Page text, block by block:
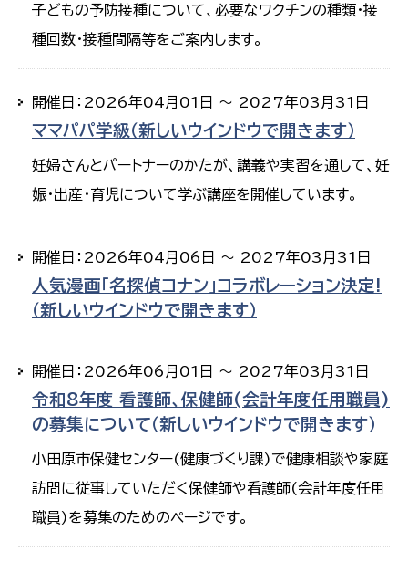
子どもの予防接種について、必要なワクチンの種類・接
種回数・接種間隔等をご案内します。
開催日：2026年04月01日 ～ 2027年03月31日
ママパパ学級（新しいウインドウで開きます）
妊婦さんとパートナーのかたが、講義や実習を通して、妊
娠・出産・育児について学ぶ講座を開催しています。
開催日：2026年04月06日 ～ 2027年03月31日
人気漫画「名探偵コナン」コラボレーション決定!
（新しいウインドウで開きます）
開催日：2026年06月01日 ～ 2027年03月31日
令和8年度 看護師、保健師(会計年度任用職員)
の募集について（新しいウインドウで開きます）
小田原市保健センター(健康づくり課)で健康相談や家庭
訪問に従事していただく保健師や看護師(会計年度任用
職員)を募集のためのページです。